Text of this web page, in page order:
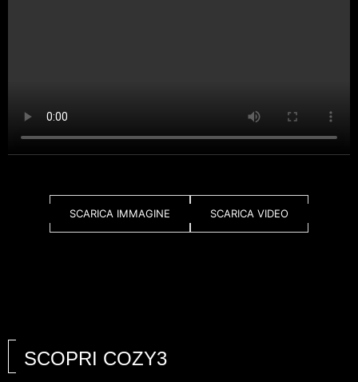
SCARICA IMMAGINE SCARICA VIDEO
SCOPRI COZY3